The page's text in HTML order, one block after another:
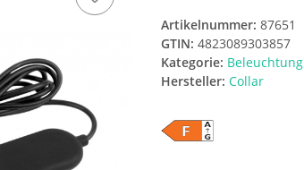
Artikelnummer: 87651
GTIN: 4823089303857
Kategorie: Beleuchtung
Hersteller: Collar